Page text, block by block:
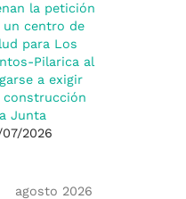
la petición
un centro de
para Los
Pilarica al
a exigir
construcción
Junta
07/2026
agosto 2026